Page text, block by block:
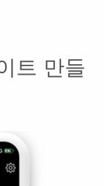
트 만들